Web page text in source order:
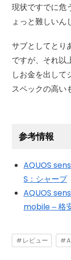
現状ですでに危
ょっと難しいん
サブとしてとり
ですが、それ以
しお金を出して
スペックの高い
参考情報
AQUOS
S：シャープ
AQUOS
mobile – 格
レビュー